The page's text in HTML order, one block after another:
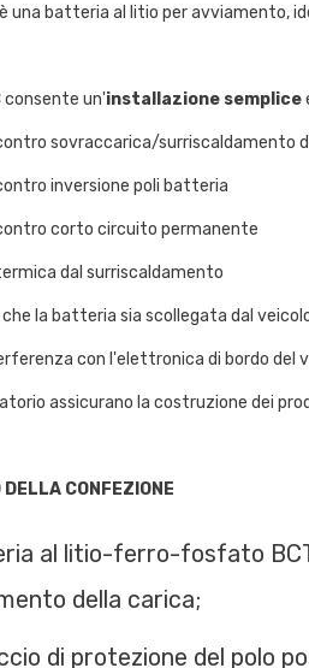
una batteria al litio per avviamento,
consente un'installazione semplice
sovraccarica/surriscaldamento
inversione poli batteria
corto circuito permanente
dal surriscaldamento
che la batteria sia scollegata dal
con l'elettronica di bordo del
assicurano la costruzione dei
DELLA CONFEZIONE
al litio-ferro-fosfato
della carica;
di protezione del polo